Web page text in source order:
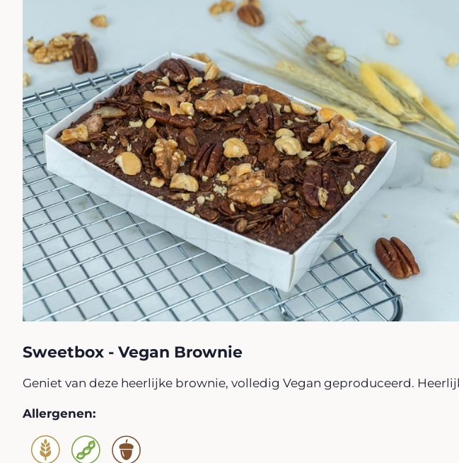
Sweetbox - Vegan Brownie
Geniet van deze heerlijke brownie, volledig Vegan geproduceerd.
Allergenen: